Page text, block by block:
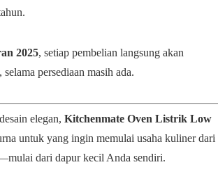
2025, setiap pembelian langsung akan
, selama persediaan masih ada.
elegan, Kitchenmate Oven Listrik Low
untuk yang ingin memulai usaha kuliner dari
dari dapur kecil Anda sendiri.